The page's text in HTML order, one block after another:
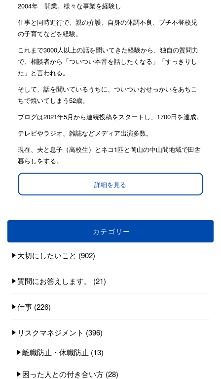
2004年 開業。様々な事業を経験し
仕事と同時進行で、親の介護、自身の体調不良、プチ不登校児
の子育てなどを経験。
これまで3000人以上の話を聞いてきた経験から、独自の質問力
で、相談者から「ついつい本音を話したくなる」「すっきりし
た」と言われる。
そして、話を聞いているうちに、ついついおせっかいをあちこ
ちで焼いてしまう52歳。
ブログは2021年5月から連続投稿をスタートし、1700日を達成。
テレビやラジオ、雑誌などメディア出演多数。
現在、夫と息子（高校生）とネコ1匹と岡山の中山間地域で田舎
暮らしをする。
詳細を見る
カテゴリー
大切にしたいこと (902)
質問にお答えします。 (21)
仕事 (226)
リスクマネジメント (396)
離職防止・休職防止 (13)
困った人との付き合い方 (28)